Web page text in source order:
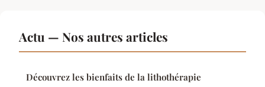
Actu — Nos autres articles
Découvrez les bienfaits de la lithothérapie